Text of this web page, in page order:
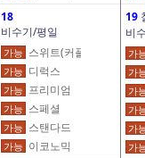
18
비수기/평일
가능 스위트(커플)
가능 디럭스
가능 프리미엄
가능 스페셜
가능 스탠다드
가능 이코노믹
19
비
가
가
가
가
가
가